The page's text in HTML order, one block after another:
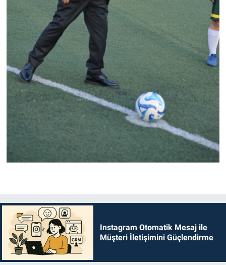
Instagram Otomatik Mesaj ile
Müşteri İletişimini Güçlendirme